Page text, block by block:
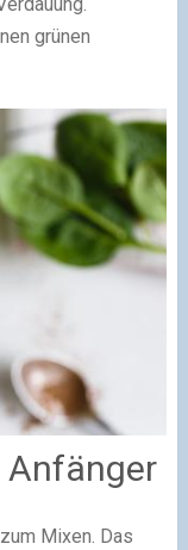
grünen
Anfänger
Mixen. Das